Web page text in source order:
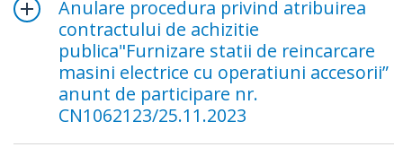
Anulare procedura privind atribuirea
contractului de achizitie
publica"Furnizare statii de reincarcare
masini electrice cu operatiuni accesorii”
anunt de participare nr.
CN1062123/25.11.2023